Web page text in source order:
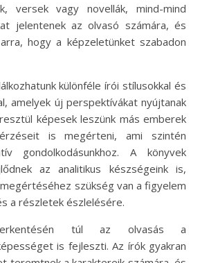
versek vagy novellák, mind-mind
jelentenek az olvasó számára, és
hogy a képzeletünket szabadon
különféle írói stílusokkal és
amelyek új perspektívákat nyújtanak
képesek leszünk más emberek
is megérteni, ami szintén
gondolkodásunkhoz. A könyvek
az analitikus készségeink is,
szükség van a figyelem
a részletek észlelésére.
túl az olvasás a
is fejleszti. Az írók gyakran